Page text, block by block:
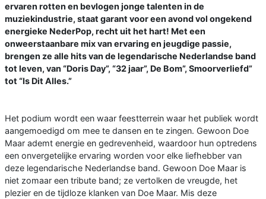
ervaren rotten en bevlogen jonge talenten in de
muziekindustrie, staat garant voor een avond vol ongekend
energieke NederPop, recht uit het hart! Met een
onweerstaanbare mix van ervaring en jeugdige passie,
brengen ze alle hits van de legendarische Nederlandse band
tot leven, van “Doris Day”, “32 jaar”, De Bom”, Smoorverliefd”
tot “Is Dit Alles.”
Het podium wordt een waar feestterrein waar het publiek wordt
aangemoedigd om mee te dansen en te zingen. Gewoon Doe
Maar ademt energie en gedrevenheid, waardoor hun optredens
een onvergetelijke ervaring worden voor elke liefhebber van
deze legendarische Nederlandse band. Gewoon Doe Maar is
niet zomaar een tribute band; ze vertolken de vreugde, het
plezier en de tijdloze klanken van Doe Maar. Mis deze